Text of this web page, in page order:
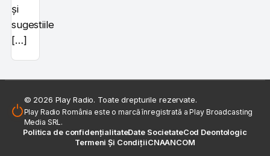
și
sugestiile
[…]
© 2026 Play Radio. Toate drepturile rezervate.
Play Radio România este o marcă înregistrată a Play Broadcasting
Media SRL.
Politica de confidențialitateDate SocietateCod Deontologic
Termeni Și CondițiiCNAANCOM